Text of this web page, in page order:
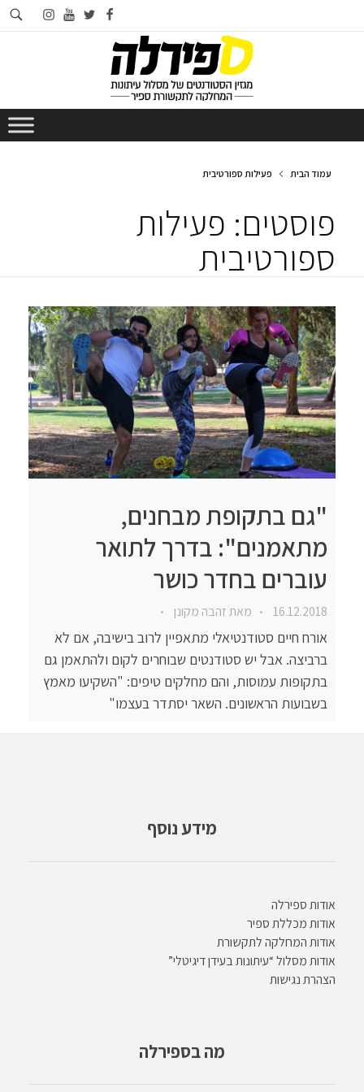
facebook
twitter
youtube
instagram
עמוד הבית פעילות ספורטיבית
פוסטים: פעילות
ספורטיבית
"גם בתקופת מבחנים,
מתאמנים": בדרך לתואר
עוברים בחדר כושר
16.12.2018 מאתזהבה מקונן
אורח חיים סטודנטיאלי מתאפיין לרוב בישיבה, אם לא
ברביצה. אבל יש סטודנטים שבוחרים לקום ולהתאמן גם
בתקופות עמוסות, והם מחלקים טיפים: "השקיעו מאמץ
בשבועות הראשונים. השאר יסתדר בעצמו"
מידע נוסף
אודות ספירלה
אודות מכללת ספיר
אודות המחלקה לתקשורת
אודות מסלול “עיתונות בעידן דיגיטלי”
הצהרת נגישות
מה בספירלה